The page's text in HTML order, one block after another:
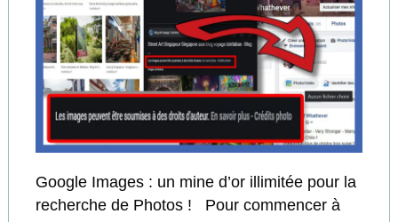
Google Images : un mine d’or illimitée pour la
recherche de Photos ! Pour commencer à